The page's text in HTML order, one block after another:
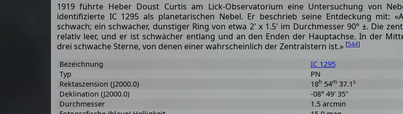
1919 führte Heber Doust Curtis am Lick-Observatorium eine Untersuchung von
identifizierte IC 1295 als planetarischen Nebel. Er beschrieb seine Entdeckung mit:
schwach; ein schwacher, dunstiger Ring von etwa 2' x 1.5' im Durchmesser 90° ±. Die
relativ leer, und er ist schwächer entlang und an den Enden der Hauptachse. In der
drei schwache Sterne, von denen einer wahrscheinlich der Zentralstern ist.» [544]
Bezeichnung
IC 1295
Typ
PN
Rektaszension (J2000.0)
18h 54m37.1 s
Deklination (J2000.0)
-08° 49' 35"
Durchmesser
1.5 arcmin